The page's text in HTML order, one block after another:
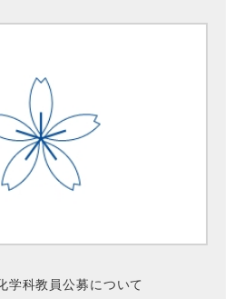
学科教員公募について